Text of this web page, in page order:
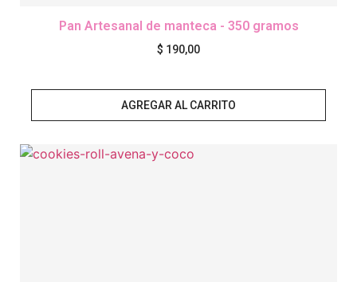
Pan Artesanal de manteca - 350 gramos
$ 190,00
AGREGAR AL CARRITO